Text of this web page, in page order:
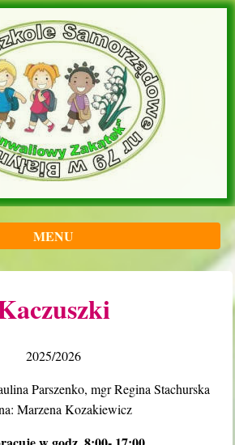
MENU
2025/2026
Parszenko, mgr Regina Stachurska
Marzena Kozakiewicz